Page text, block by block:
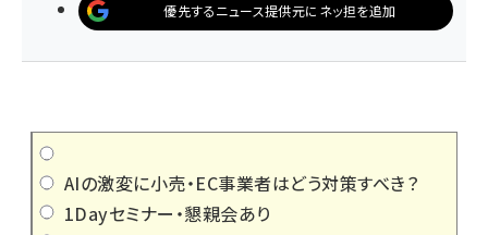
優先するニュース提供元にネッ担を追加
AIの激変に小売・EC事業者はどう対策すべき？
1Dayセミナー・懇親会あり